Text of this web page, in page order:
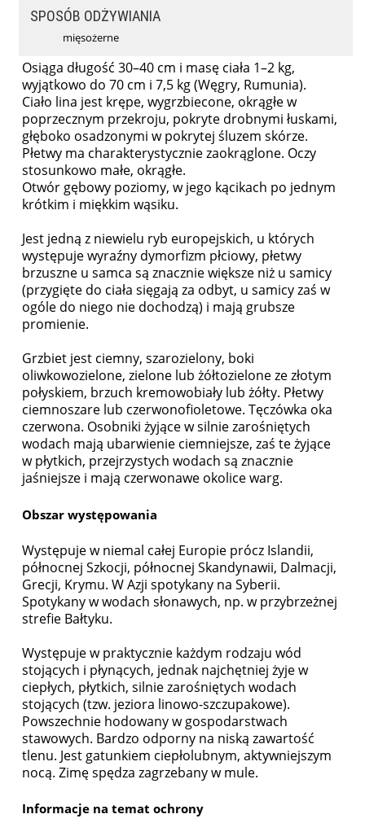
SPOSÓB ODŻYWIANIA
mięsożerne
Osiąga długość 30–40 cm i masę ciała 1–2 kg,
wyjątkowo do 70 cm i 7,5 kg (Węgry, Rumunia).
Ciało lina jest krępe, wygrzbiecone, okrągłe w
poprzecznym przekroju, pokryte drobnymi łuskami,
głęboko osadzonymi w pokrytej śluzem skórze.
Płetwy ma charakterystycznie zaokrąglone. Oczy
stosunkowo małe, okrągłe.
Otwór gębowy poziomy, w jego kącikach po jednym
krótkim i miękkim wąsiku.
Jest jedną z niewielu ryb europejskich, u których
występuje wyraźny dymorfizm płciowy, płetwy
brzuszne u samca są znacznie większe niż u samicy
(przygięte do ciała sięgają za odbyt, u samicy zaś w
ogóle do niego nie dochodzą) i mają grubsze
promienie.
Grzbiet jest ciemny, szarozielony, boki
oliwkowozielone, zielone lub żółtozielone ze złotym
połyskiem, brzuch kremowobiały lub żółty. Płetwy
ciemnoszare lub czerwonofioletowe. Tęczówka oka
czerwona. Osobniki żyjące w silnie zarośniętych
wodach mają ubarwienie ciemniejsze, zaś te żyjące
w płytkich, przejrzystych wodach są znacznie
jaśniejsze i mają czerwonawe okolice warg.
Obszar występowania
Występuje w niemal całej Europie prócz Islandii,
północnej Szkocji, północnej Skandynawii, Dalmacji,
Grecji, Krymu. W Azji spotykany na Syberii.
Spotykany w wodach słonawych, np. w przybrzeżnej
strefie Bałtyku.
Występuje w praktycznie każdym rodzaju wód
stojących i płynących, jednak najchętniej żyje w
ciepłych, płytkich, silnie zarośniętych wodach
stojących (tzw. jeziora linowo-szczupakowe).
Powszechnie hodowany w gospodarstwach
stawowych. Bardzo odporny na niską zawartość
tlenu. Jest gatunkiem ciepłolubnym, aktywniejszym
nocą. Zimę spędza zagrzebany w mule.
Informacje na temat ochrony